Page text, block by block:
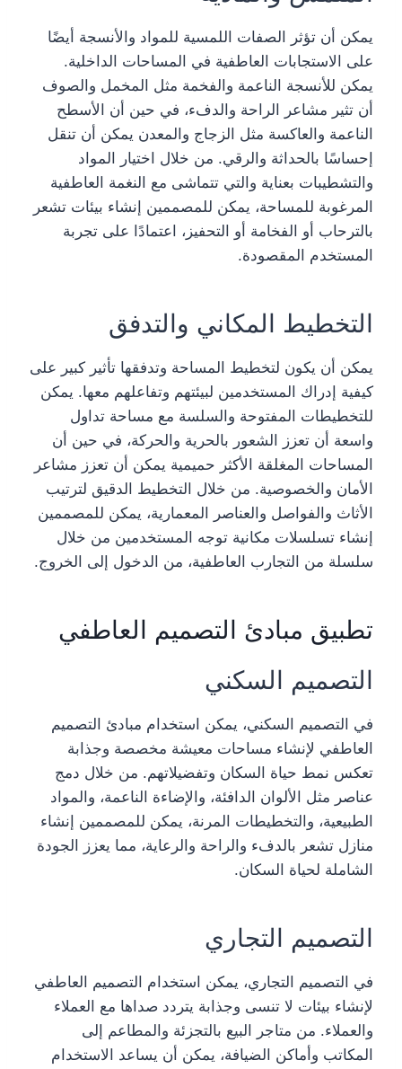
يمكن أن تؤثر الصفات اللمسية للمواد والأنسجة أيضًا
على الاستجابات العاطفية في المساحات الداخلية.
يمكن للأنسجة الناعمة والفخمة مثل المخمل والصوف
أن تثير مشاعر الراحة والدفء، في حين أن الأسطح
الناعمة والعاكسة مثل الزجاج والمعدن يمكن أن تنقل
إحساسًا بالحداثة والرقي. من خلال اختيار المواد
والتشطيبات بعناية والتي تتماشى مع النغمة العاطفية
المرغوبة للمساحة، يمكن للمصممين إنشاء بيئات تشعر
بالترحاب أو الفخامة أو التحفيز، اعتمادًا على تجربة
المستخدم المقصودة.
التخطيط المكاني والتدفق
يمكن أن يكون لتخطيط المساحة وتدفقها تأثير كبير على
كيفية إدراك المستخدمين لبيئتهم وتفاعلهم معها. يمكن
للتخطيطات المفتوحة والسلسة مع مساحة تداول
واسعة أن تعزز الشعور بالحرية والحركة، في حين أن
المساحات المغلقة الأكثر حميمية يمكن أن تعزز مشاعر
الأمان والخصوصية. من خلال التخطيط الدقيق لترتيب
الأثاث والفواصل والعناصر المعمارية، يمكن للمصممين
إنشاء تسلسلات مكانية توجه المستخدمين من خلال
سلسلة من التجارب العاطفية، من الدخول إلى الخروج.
تطبيق مبادئ التصميم العاطفي
التصميم السكني
في التصميم السكني، يمكن استخدام مبادئ التصميم
العاطفي لإنشاء مساحات معيشة مخصصة وجذابة
تعكس نمط حياة السكان وتفضيلاتهم. من خلال دمج
عناصر مثل الألوان الدافئة، والإضاءة الناعمة، والمواد
الطبيعية، والتخطيطات المرنة، يمكن للمصممين إنشاء
منازل تشعر بالدفء والراحة والرعاية، مما يعزز الجودة
الشاملة لحياة السكان.
التصميم التجاري
في التصميم التجاري، يمكن استخدام التصميم العاطفي
لإنشاء بيئات لا تنسى وجذابة يتردد صداها مع العملاء
والعملاء. من متاجر البيع بالتجزئة والمطاعم إلى
المكاتب وأماكن الضيافة، يمكن أن يساعد الاستخدام